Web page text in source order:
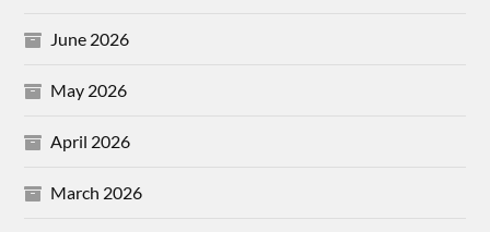
June 2026
May 2026
April 2026
March 2026